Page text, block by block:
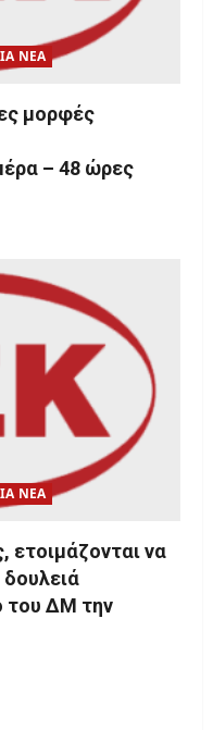
ΝΕΑ
μορφές
– 48 ώρες
ΝΕΑ
ετοιμάζονται να
του ΔΜ την